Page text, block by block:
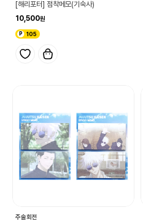
[해리포터] 점착메모(기숙사)
10,500
105
주술회전